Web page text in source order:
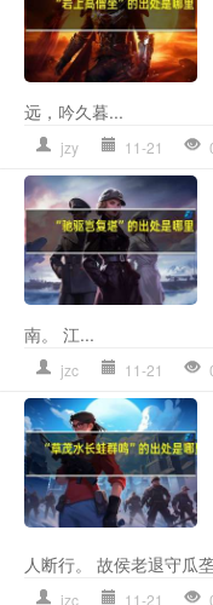
远，吟久暮...
jzy 11-21
南。 江...
jzc 11-21
人断行。 故侯老退守瓜
jzc 11-21